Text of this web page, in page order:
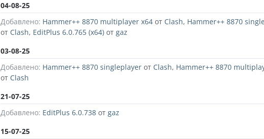
04-08-25
Добавлено: Hammer++ 8870 multiplayer x64 от Clash, Hammer++ 8870
от Clash, EditPlus 6.0.765 (x64) от gaz
03-08-25
Добавлено: Hammer++ 8870 singleplayer от Clash, Hammer++ 8870
от Clash
21-07-25
Добавлено: EditPlus 6.0.738 от gaz
15-07-25